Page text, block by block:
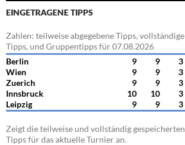
EINGETRAGENE TIPPS
Zahlen: teilweise abgegebene Tipps, vollständige
Tipps, und Gruppentipps für 07.08.2026
Berlin
9 9
3
Wien
9 9
3
Zuerich
9 9
3
Innsbruck
10 10
3
Leipzig
9 9 3
Zeigt die teilweise und vollständig gespeicherten
Tipps für das aktuelle Turnier an.